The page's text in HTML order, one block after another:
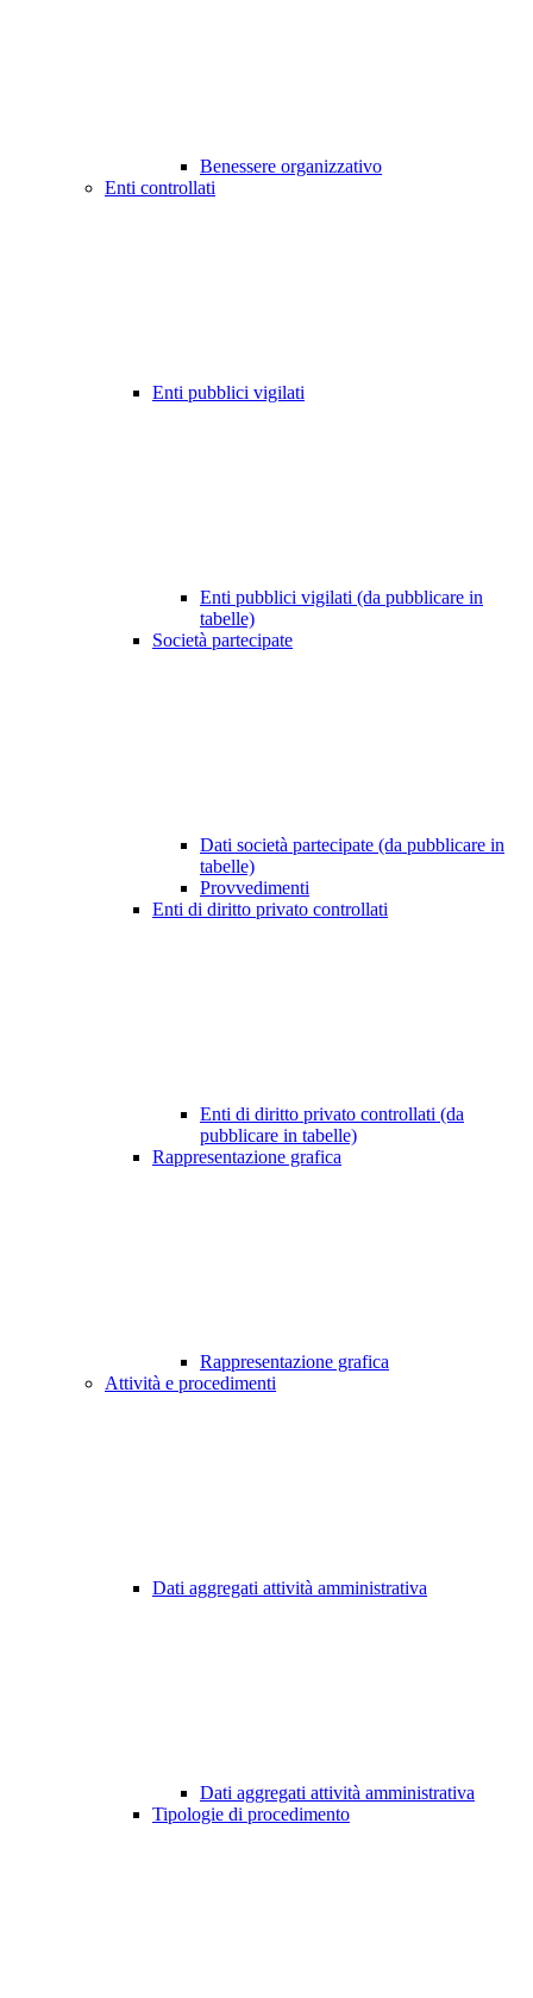
Benessere organizzativo
Enti controllati
Enti pubblici vigilati
Enti pubblici vigilati (da pubblicare in
tabelle)
Società partecipate
Dati società partecipate (da pubblicare in
tabelle)
Provvedimenti
Enti di diritto privato controllati
Enti di diritto privato controllati (da
pubblicare in tabelle)
Rappresentazione grafica
Rappresentazione grafica
Attività e procedimenti
Dati aggregati attività amministrativa
Dati aggregati attività amministrativa
Tipologie di procedimento